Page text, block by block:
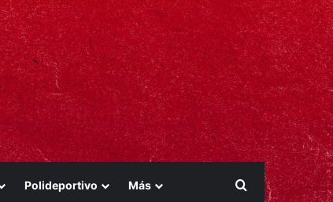
Polideportivo Más Buscar por